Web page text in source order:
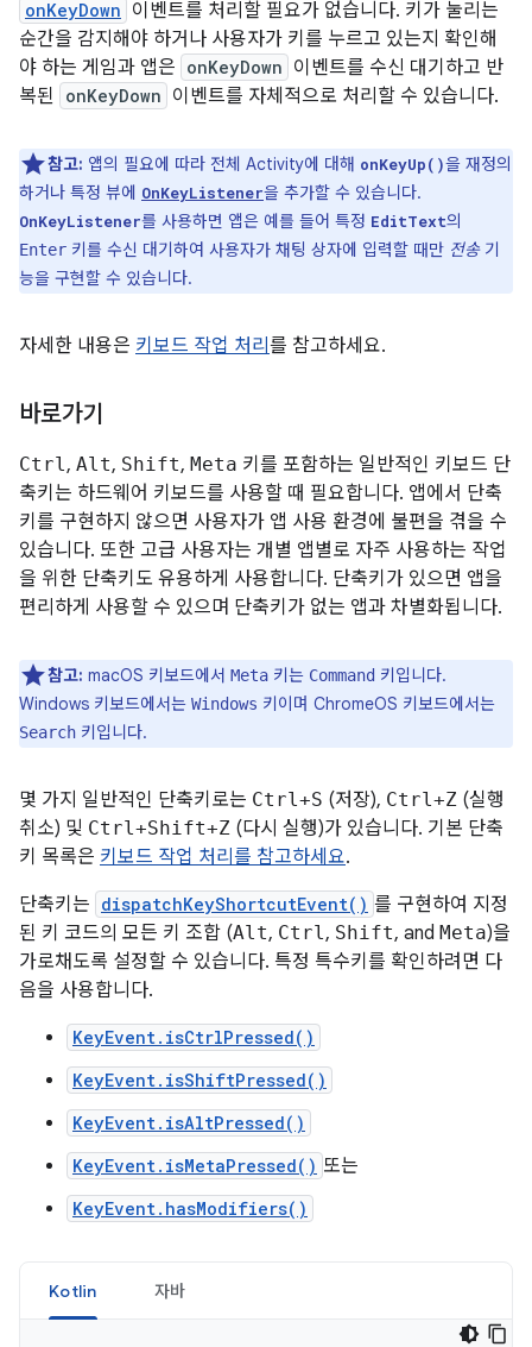
onKeyDown 이벤트를 처리할 필요가 없습니다. 키가 눌리는
순간을 감지해야 하거나 사용자가 키를 누르고 있는지 확인해
야 하는 게임과 앱은 onKeyDown 이벤트를 수신 대기하고 반
복된 onKeyDown 이벤트를 자체적으로 처리할 수 있습니다.
참고: 앱의 필요에 따라 전체 Activity에 대해 onKeyUp()을 재정의
하거나 특정 뷰에 OnKeyListener을 추가할 수 있습니다.
OnKeyListener를 사용하면 앱은 예를 들어 특정 EditText의
Enter 키를 수신 대기하여 사용자가 채팅 상자에 입력할 때만 전송기
능을 구현할 수 있습니다.
자세한 내용은 키보드 작업 처리 를 참고하세요.
바로가기
Ctrl, Alt, Shift, Meta 키를 포함하는 일반적인 키보드 단
축키는 하드웨어 키보드를 사용할 때 필요합니다. 앱에서 단축
키를 구현하지 않으면 사용자가 앱 사용 환경에 불편을 겪을 수
있습니다. 또한 고급 사용자는 개별 앱별로 자주 사용하는 작업
을 위한 단축키도 유용하게 사용합니다. 단축키가 있으면 앱을
편리하게 사용할 수 있으며 단축키가 없는 앱과 차별화됩니다.
참고: macOS 키보드에서 Meta 키는 Command 키입니다.
Windows 키보드에서는 Windows 키이며 ChromeOS 키보드에서는
Search 키입니다.
몇 가지 일반적인 단축키로는 Ctrl+S (저장), Ctrl+Z (실행
취소) 및 Ctrl+Shift+Z (다시 실행)가 있습니다. 기본 단축
키 목록은 키보드 작업 처리를 참고하세요.
단축키는 dispatchKeyShortcutEvent() 를 구현하여 지정
된 키 코드의 모든 키 조합 (Alt, Ctrl, Shift, and Meta)을
가로채도록 설정할 수 있습니다. 특정 특수키를 확인하려면 다
음을 사용합니다.
KeyEvent.isCtrlPressed()
KeyEvent.isShiftPressed()
KeyEvent.isAltPressed()
KeyEvent.isMetaPressed() 또는
KeyEvent.hasModifiers()
Kotlin 자바